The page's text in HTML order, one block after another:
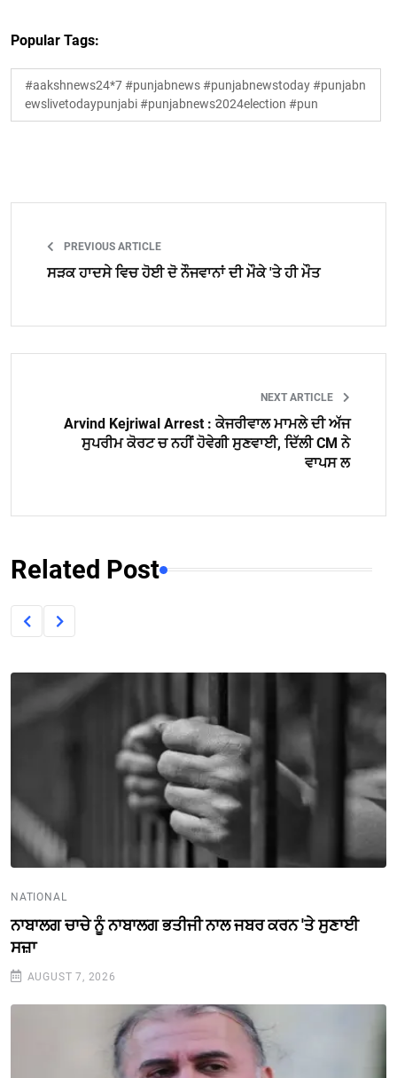
Popular Tags:
#aakshnews24*7 #punjabnews #punjabnewstoday #punjabn
ewslivetodaypunjabi #punjabnews2024election #pun
PREVIOUS ARTICLE
ਸੜਕ ਹਾਦਸੇ ਵਿਚ ਹੋਈ ਦੋ ਨੌਜਵਾਨਾਂ ਦੀ ਮੌਕੇ 'ਤੇ ਹੀ ਮੌਤ
NEXT ARTICLE
Arvind Kejriwal Arrest : ਕੇਜਰੀਵਾਲ ਮਾਮਲੇ ਦੀ ਅੱਜ
ਸੁਪਰੀਮ ਕੋਰਟ ਚ ਨਹੀਂ ਹੋਵੇਗੀ ਸੁਣਵਾਈ, ਦਿੱਲੀ CM ਨੇ
ਵਾਪਸ ਲ
Related Post
NATIONAL
ਨਾਬਾਲਗ ਚਾਚੇ ਨੂੰ ਨਾਬਾਲਗ ਭਤੀਜੀ ਨਾਲ ਜਬਰ ਕਰਨ 'ਤੇ ਸੁਣਾਈ
ਸਜ਼ਾ
AUGUST 7, 2026